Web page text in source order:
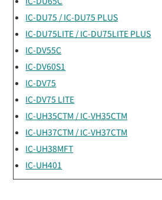
IC-DU75 / IC-DU75 PLUS
IC-DU75LITE / IC-DU75LITE PLUS
IC-DV55C
IC-DV60S1
IC-DV75
IC-DV75 LITE
IC-UH35CTM / IC-VH35CTM
IC-UH37CTM / IC-VH37CTM
IC-UH38MFT
IC-UH401